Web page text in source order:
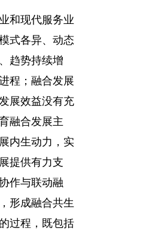
和现代服务业
式各异、动态
趋势持续增
程；融合发展
展效益没有充
融合发展主
内生动力，实
提供有力支
作与联动融
形成融合共生
过程，既包括